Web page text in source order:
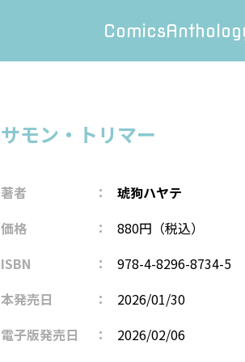
Comics
サモン・トリマー
著者
琥狗ハヤテ
価格
880円（税込）
ISBN
978-4-8296-8734-5
本発売日
2026/01/30
電子版発売日
2026/02/06